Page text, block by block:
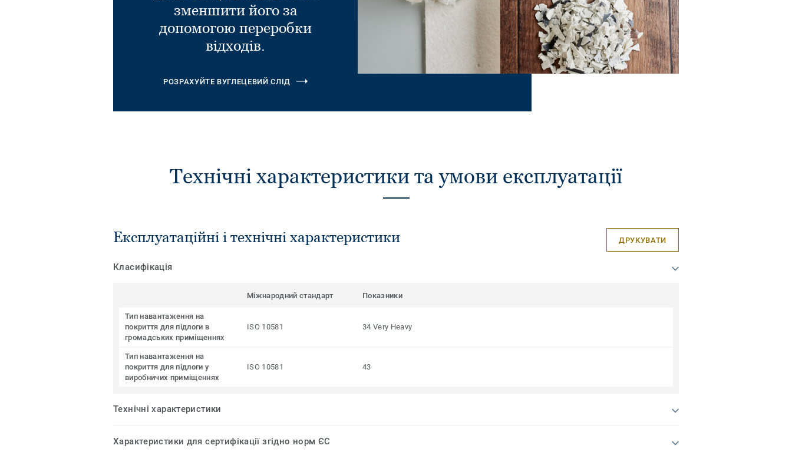
зменшити його за
допомогою переробки
відходів.
РОЗРАХУЙТЕ ВУГЛЕЦЕВИЙ СЛІД
Технічні характеристики та умови експлуатації
Експлуатаційні і технічні характеристики ДРУКУВАТИ
Класифікація
Міжнародний стандарт Показники
Тип навантаження на
покриття для підлоги в
громадських приміщеннях
ISO 10581 34 Very Heavy
Тип навантаження на
покриття для підлоги у
виробничих приміщеннях
ISO 10581 43
Технічні характеристики
Характеристики для сертифікації згідно норм ЄС